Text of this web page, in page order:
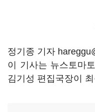
정기종 기자
이 기사는 뉴스토마
김기성 편집국장이